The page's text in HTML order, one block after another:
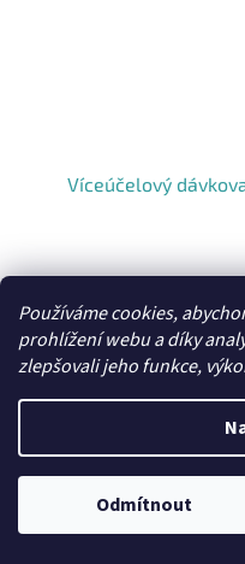
Používáme cookies,
prohlížení webu a díky
zlepšovali jeho funkce,
Odmítnout
Víceúčelový
Průměrné
produktu
je
5,0
z
5
370,25 Kč bez DPH
448 Kč/ ks
Víceúčelový dávkovač.